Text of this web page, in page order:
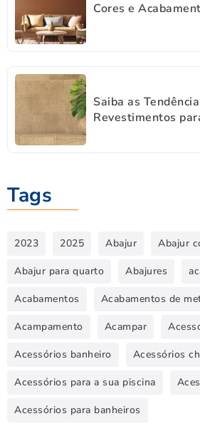
Cores e
Saiba as
Revestimentos
Tags
2023 2025 Abajur Abajur
Abajur para quarto Abajures
Acabamentos Acabamentos de
Acampamento Acampar
Acessórios banheiro Acessórios
Acessórios para a sua piscina
Acessórios para banheiros